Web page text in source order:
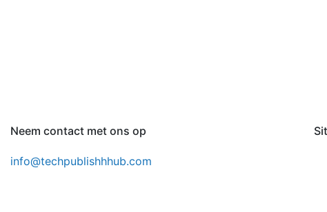
Neem contact met ons op
info@techpublishhhub.com